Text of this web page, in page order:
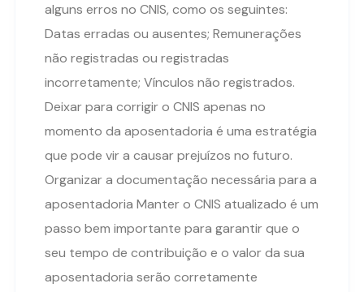
alguns erros no CNIS, como os seguintes:
Datas erradas ou ausentes; Remunerações
não registradas ou registradas
incorretamente; Vínculos não registrados.
Deixar para corrigir o CNIS apenas no
momento da aposentadoria é uma estratégia
que pode vir a causar prejuízos no futuro.
Organizar a documentação necessária para a
aposentadoria Manter o CNIS atualizado é um
passo bem importante para garantir que o
seu tempo de contribuição e o valor da sua
aposentadoria serão corretamente